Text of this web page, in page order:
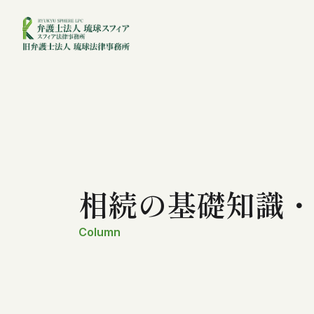
相続の基礎知識
Column